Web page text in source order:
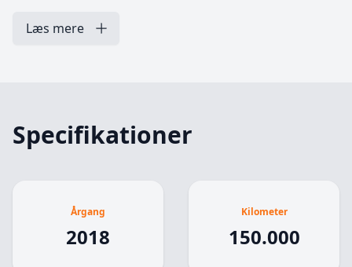
- Dellæder kabine
Kontakt os for attraktiv finansieringstilbud.
Læs mere
Specifikationer
Årgang
2018
Kilometer
150.000